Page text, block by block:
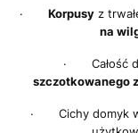
· Korpusy z
na
· Całość
szczotkowanego
· Cichy domyk w